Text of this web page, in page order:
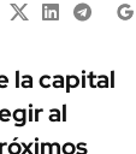
la capital
al